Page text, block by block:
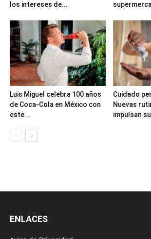
los intereses de...
Luis Miguel celebra 100 años
de Coca-Cola en México con
este...
Cuidado
Nuevas
impulsan
ENLACES